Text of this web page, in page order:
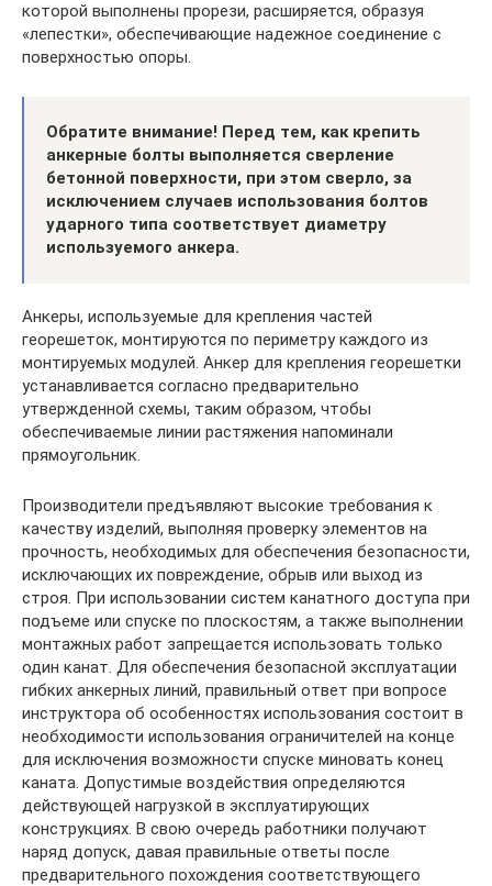
которой выполнены прорези, расширяется, образуя
«лепестки», обеспечивающие надежное соединение с
поверхностью опоры.
Обратите внимание! Перед тем, как крепить
анкерные болты выполняется сверление
бетонной поверхности, при этом сверло, за
исключением случаев использования болтов
ударного типа соответствует диаметру
используемого анкера.
Анкеры, используемые для крепления частей
георешеток, монтируются по периметру каждого из
монтируемых модулей. Анкер для крепления георешетки
устанавливается согласно предварительно
утвержденной схемы, таким образом, чтобы
обеспечиваемые линии растяжения напоминали
прямоугольник.
Производители предъявляют высокие требования к
качеству изделий, выполняя проверку элементов на
прочность, необходимых для обеспечения безопасности,
исключающих их повреждение, обрыв или выход из
строя. При использовании систем канатного доступа при
подъеме или спуске по плоскостям, а также выполнении
монтажных работ запрещается использовать только
один канат. Для обеспечения безопасной эксплуатации
гибких анкерных линий, правильный ответ при вопросе
инструктора об особенностях использования состоит в
необходимости использования ограничителей на конце
для исключения возможности спуске миновать конец
каната. Допустимые воздействия определяются
действующей нагрузкой в эксплуатирующих
конструкциях. В свою очередь работники получают
наряд допуск, давая правильные ответы после
предварительного похождения соответствующего